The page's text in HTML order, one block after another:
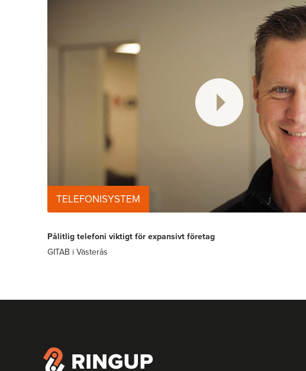
TELEFONISYSTEM
Pålitlig telefoni viktigt för expansivt företag
GITAB i Västerås